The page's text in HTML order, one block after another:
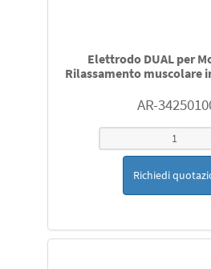
Elettrodo DUAL per
Rilassamento muscolare
AR-
Richiedi